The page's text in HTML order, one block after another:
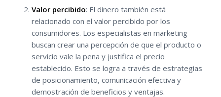
Valor percibido: El dinero también está
relacionado con el valor percibido por los
consumidores. Los especialistas en marketing
buscan crear una percepción de que el producto o
servicio vale la pena y justifica el precio
establecido. Esto se logra a través de estrategias
de posicionamiento, comunicación efectiva y
demostración de beneficios y ventajas.